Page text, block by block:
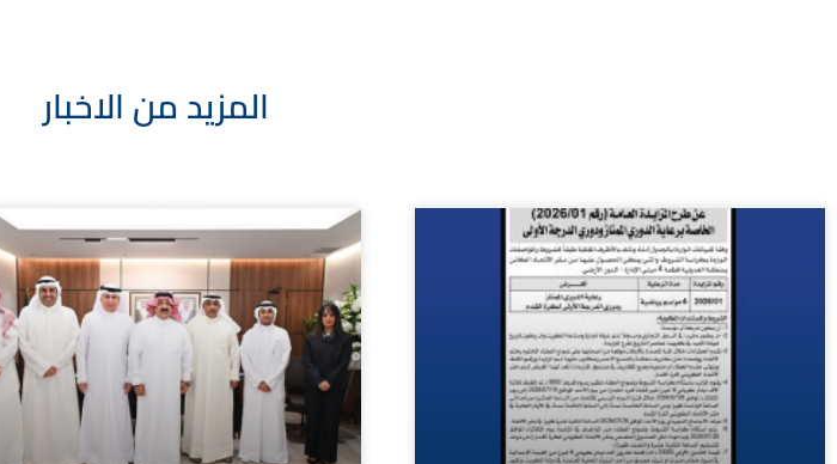
المزيد من الاخبار